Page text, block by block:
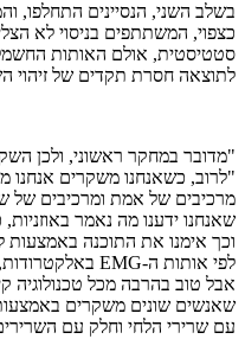
בשלב השני, הנסיינים התחלפו,
כצפוי, המשתתפים בניסוי לא
סטטיסטית, אולם האותות
לתוצאה חסרת תקדים של זיהוי השקר ב-
"מדובר במחקר ראשוני, ולכן
"לרוב, כשאנחנו משקרים אנחנו
מרכיבים של אמת ומרכיבים של
שאנחנו ידענו מה נאמר
וכך אימנו את התוכנה
לפי אותות ה-EMG
אבל טוב בהרבה מכל טכנולוגיה
שאנשים שונים משקרים
עם שרירי הלחי וחלק עם